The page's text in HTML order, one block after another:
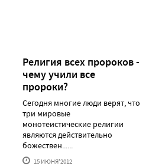
Религия всех пророков -
чему учили все
пророки?
Сегодня многие люди верят, что
три мировые
монотеистические религии
являются действительно
божествен......
15 ИЮНЯ'2012